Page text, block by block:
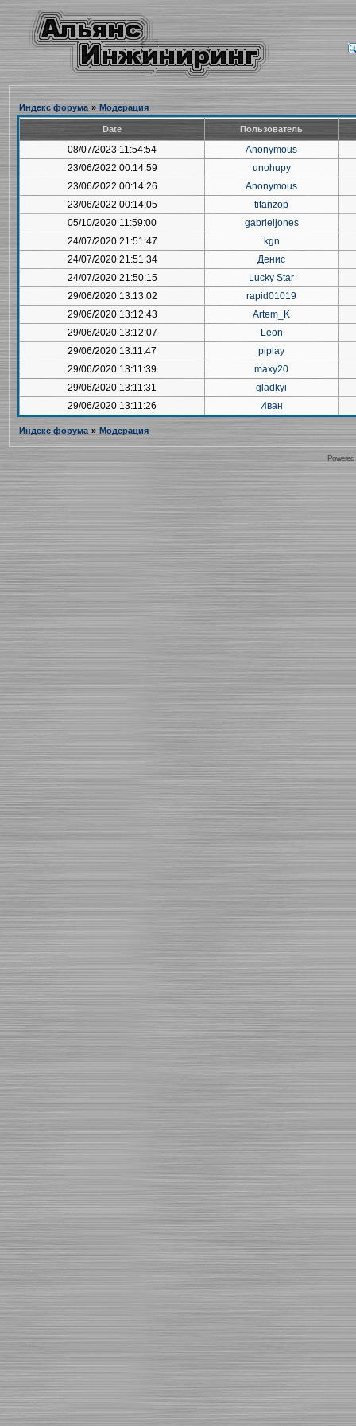
Индекс форума » Модерация
Date Пользователь
08/07/2023 11:54:54
Anonymous
23/06/2022 00:14:59
unohupy
23/06/2022 00:14:26
Anonymous
23/06/2022 00:14:05
titanzop
05/10/2020 11:59:00
gabrieljones
24/07/2020 21:51:47
kgn
24/07/2020 21:51:34
Денис
24/07/2020 21:50:15
Lucky Star
29/06/2020 13:13:02
rapid01019
29/06/2020 13:12:43
Artem_K
29/06/2020 13:12:07
Leon
29/06/2020 13:11:47
piplay
29/06/2020 13:11:39
maxy20
29/06/2020 13:11:31
gladkyi
29/06/2020 13:11:26
Иван
Индекс форума » Модерация